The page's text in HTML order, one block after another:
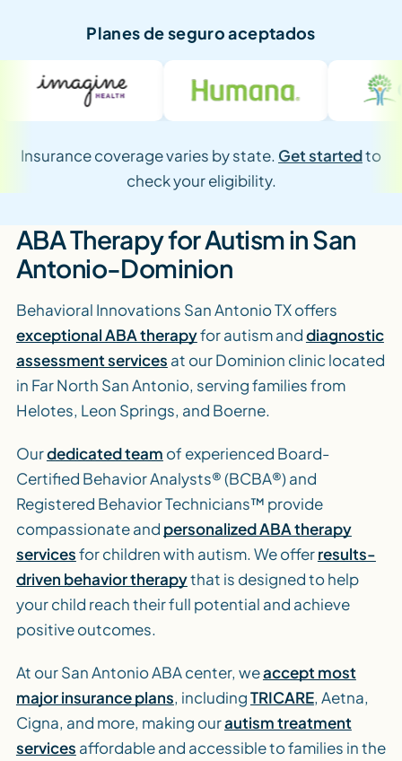
Planes de seguro aceptados
Insurance coverage varies by state. Get startedto
check your eligibility.
ABA Therapy for Autism in San
Antonio-Dominion
Behavioral Innovations San Antonio TX offers
exceptional ABA therapyfor autism anddiagnostic
assessment services at our Dominion clinic located
in Far North San Antonio, serving families from
Helotes, Leon Springs, and Boerne.
Ourdedicated team of experienced Board-
Certified Behavior Analysts® (BCBA®) and
Registered Behavior Technicians™ provide
compassionate and personalized ABA therapy
servicesfor children with autism. We offerresults-
driven behavior therapythat is designed to help
your child reach their full potential and achieve
positive outcomes.
At our San Antonio ABA center, weaccept most
major insurance plans, includingTRICARE, Aetna,
Cigna, and more, making ourautism treatment
services affordable and accessible to families in the